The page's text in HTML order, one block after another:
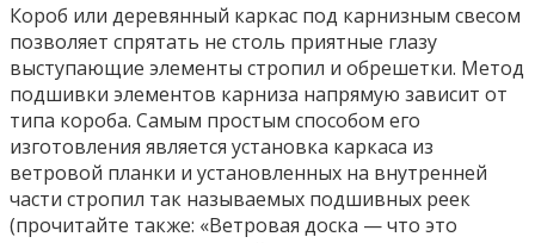
Короб или деревянный каркас под карнизным свесом
позволяет спрятать не столь приятные глазу
выступающие элементы стропил и обрешетки. Метод
подшивки элементов карниза напрямую зависит от
типа короба. Самым простым способом его
изготовления является установка каркаса из
ветровой планки и установленных на внутренней
части стропил так называемых подшивных реек
(прочитайте также: «Ветровая доска — что это